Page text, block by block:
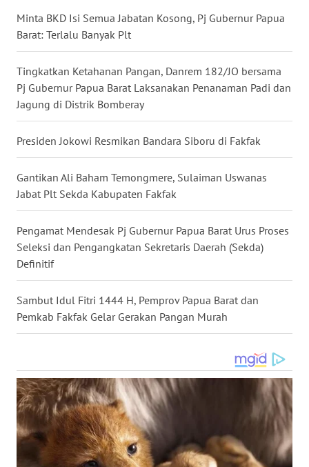
Minta BKD Isi Semua Jabatan Kosong, Pj Gubernur Papua
Barat: Terlalu Banyak Plt
Tingkatkan Ketahanan Pangan, Danrem 182/JO bersama
Pj Gubernur Papua Barat Laksanakan Penanaman Padi dan
Jagung di Distrik Bomberay
Presiden Jokowi Resmikan Bandara Siboru di Fakfak
Gantikan Ali Baham Temongmere, Sulaiman Uswanas
Jabat Plt Sekda Kabupaten Fakfak
Pengamat Mendesak Pj Gubernur Papua Barat Urus Proses
Seleksi dan Pengangkatan Sekretaris Daerah (Sekda)
Definitif
Sambut Idul Fitri 1444 H, Pemprov Papua Barat dan
Pemkab Fakfak Gelar Gerakan Pangan Murah
KALTIM
SULSEL
WN
SULUT
WN
MALUKU
WN
MALUT
WN
DAIRI
WN
DANAU
TOBA
WN
NIAS